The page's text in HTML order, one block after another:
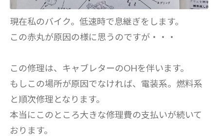
現在私のバイク。低速時で息継ぎをします。
この赤丸が原因の様に思うのですが・・・
この修理は、キャブレターのOHを伴います。
もしこの場所が原因でなければ、電装系。燃料系
と順次修理となります。
本当にこのところ大きな修理費の支払いが続いて
おります。